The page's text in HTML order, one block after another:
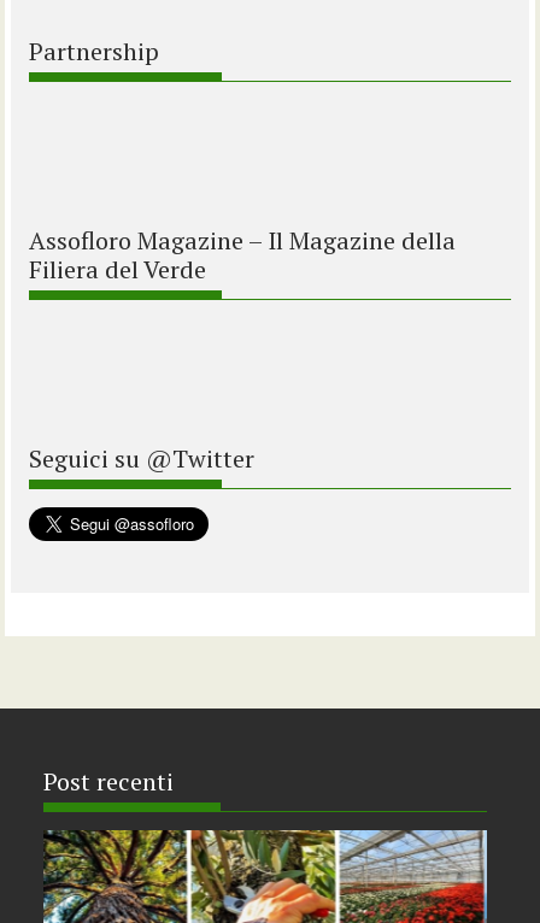
Partnership
Assofloro Magazine – Il Magazine della
Filiera del Verde
Seguici su @Twitter
Post recenti